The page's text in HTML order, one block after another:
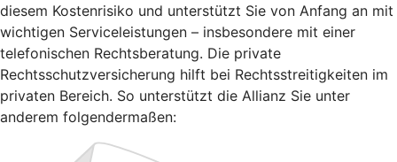
diesem Kostenrisiko und unterstützt Sie von Anfang an mit
wichtigen Serviceleistungen – insbesondere mit einer
telefonischen Rechtsberatung. Die private
Rechtsschutzversicherung hilft bei Rechtsstreitigkeiten im
privaten Bereich. So unterstützt die Allianz Sie unter
anderem folgendermaßen: